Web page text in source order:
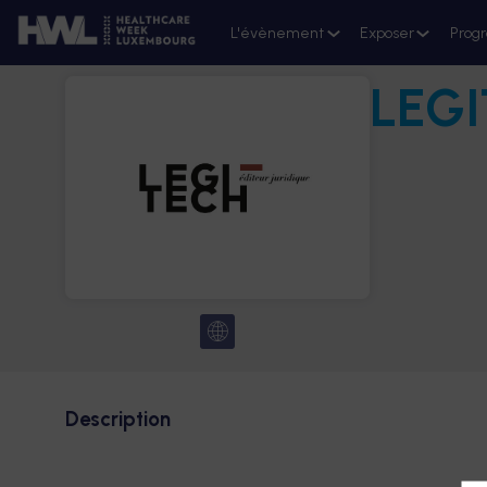
L'évènement Exposer
Description